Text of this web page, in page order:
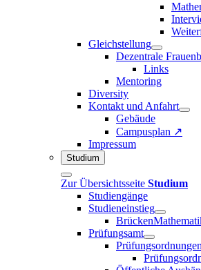
Gleichstellung
Dezentrale
Links
Mentoring
Diversity
Kontakt und Anfahrt
Gebäude
Campusplan ↗
Impressum
Studium
Zur Übersichtsseite Studium
Studiengänge
Studieneinstieg
Prüfungsamt
Prüfungsordnungen